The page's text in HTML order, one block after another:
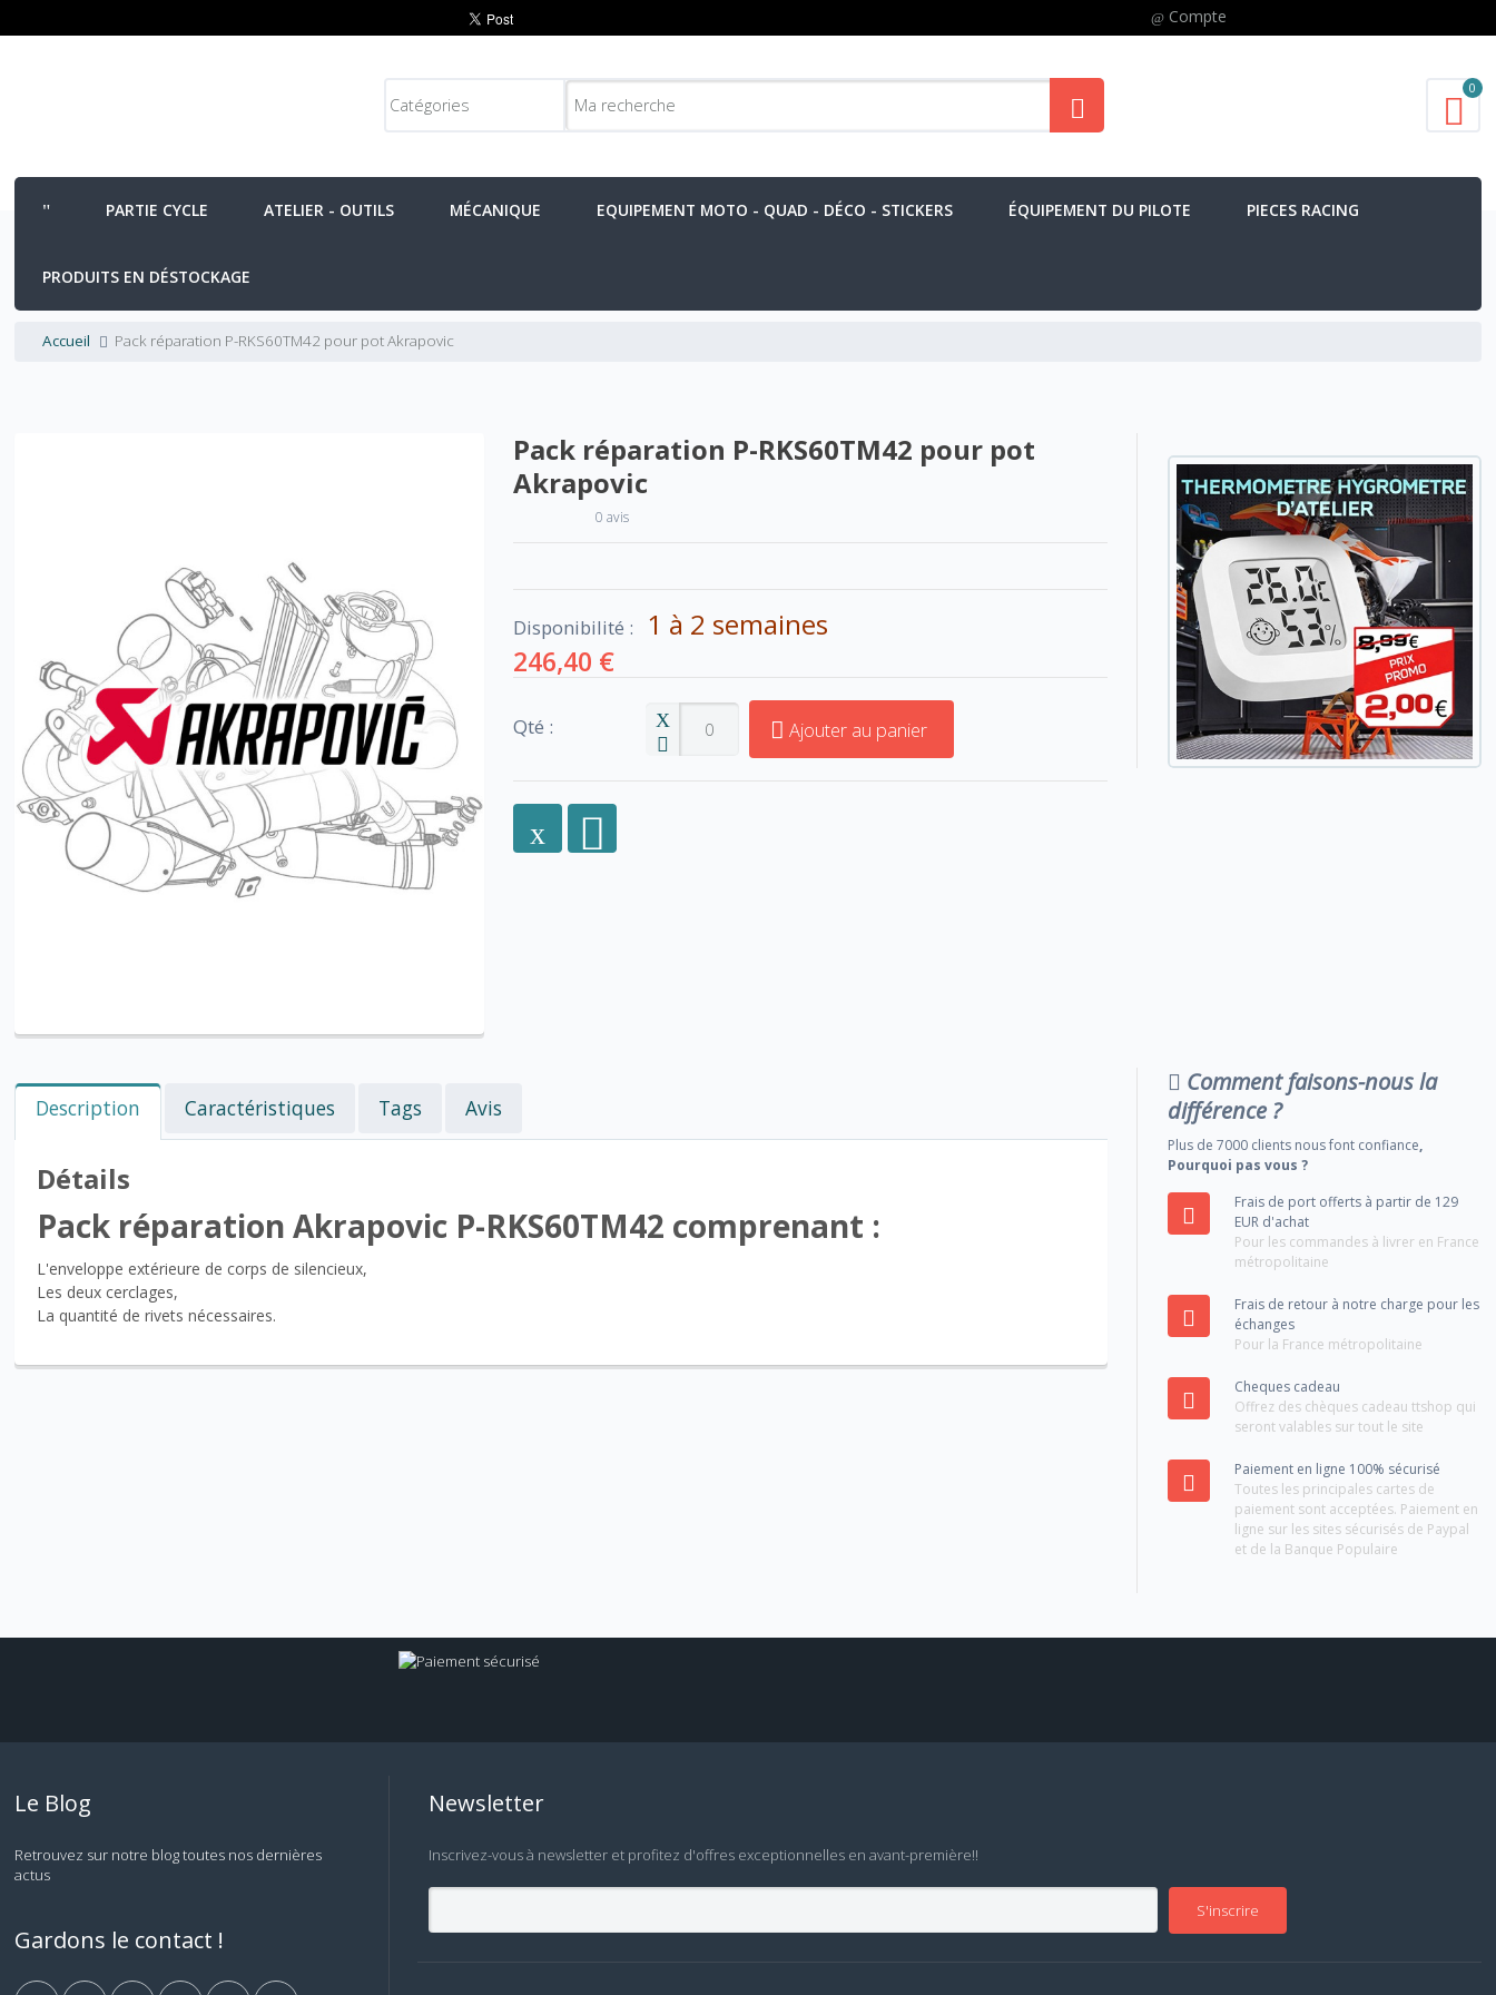
Compte
0
PARTIE CYCLE ATELIER - OUTILS MÉCANIQUE EQUIPEMENT MOTO - QUAD - DÉCO - STICKERS ÉQUIPEMENT DU PILOTE PIECES RACING
PRODUITS EN DÉSTOCKAGE
Accueil Pack réparation P-RKS60TM42 pour pot Akrapovic
Pack réparation P-RKS60TM42 pour pot
Akrapovic
0 avis
Disponibilité : 1 à 2 semaines
246,40 €
Qté : Ajouter au panier
Description Caractéristiques Tags Avis
Détails
Pack réparation Akrapovic P-RKS60TM42 comprenant :
L'enveloppe extérieure de corps de silencieux,
Les deux cerclages,
La quantité de rivets nécessaires.
Comment faisons-nous la
différence ?
Plus de 7000 clients nous font confiance,
Pourquoi pas vous ?
Frais de port offerts à partir de 129
EUR d'achat
Pour les commandes à livrer en France
métropolitaine
Frais de retour à notre charge pour les
échanges
Pour la France métropolitaine
Cheques cadeau
Offrez des chèques cadeau ttshop qui
seront valables sur tout le site
Paiement en ligne 100% sécurisé
Toutes les principales cartes de
paiement sont acceptées. Paiement en
ligne sur les sites sécurisés de Paypal
et de la Banque Populaire
Le Blog
Retrouvez sur notre blog toutes nos dernières
actus
Gardons le contact !
Newsletter
Inscrivez-vous à newsletter et profitez d'offres exceptionnelles en avant-première!!
S'inscrire